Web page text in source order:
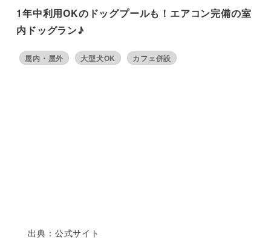
1年中利用OKのドッグプールも！エアコン完備の室
内ドッグラン♪
屋内・屋外 大型犬OK カフェ併設
出典：公式サイト